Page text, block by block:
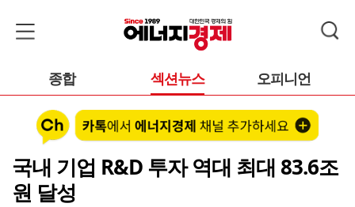
종합 섹션뉴스 오피니언
국내 기업 R&D 투자 역대 최대 83.6조
원 달성